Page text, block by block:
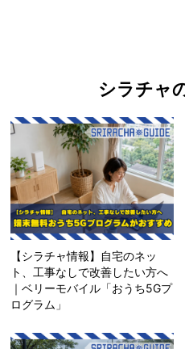
シラチャ
【シラチャ情報】自宅のネッ
ト、工事なしで改善したい方へ
｜ベリーモバイル「おうち5Gプ
ログラム」